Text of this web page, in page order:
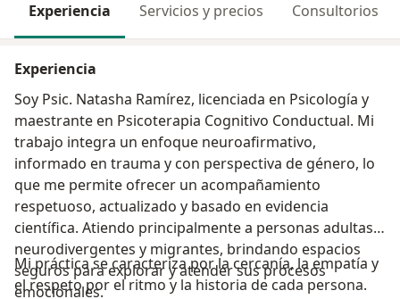
Experiencia Servicios y precios Consultorios
Experiencia
Soy Psic. Natasha Ramírez, licenciada en Psicología y
maestrante en Psicoterapia Cognitivo Conductual. Mi
trabajo integra un enfoque neuroafirmativo,
informado en trauma y con perspectiva de género, lo
que me permite ofrecer un acompañamiento
respetuoso, actualizado y basado en evidencia
científica. Atiendo principalmente a personas adultas
neurodivergentes y migrantes, brindando espacios
seguros para explorar y atender sus procesos
emocionales.
Mi práctica se caracteriza por la cercanía, la empatía y
el respeto por el ritmo y la historia de cada persona.